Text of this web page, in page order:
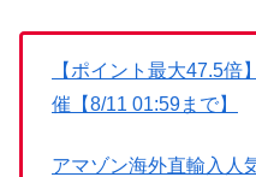
【ポイント最大47.5倍
催【8/11 01:59まで】
アマゾン海外直輸入人